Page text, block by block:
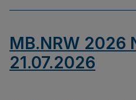
MB.NRW 2026
21.07.2026